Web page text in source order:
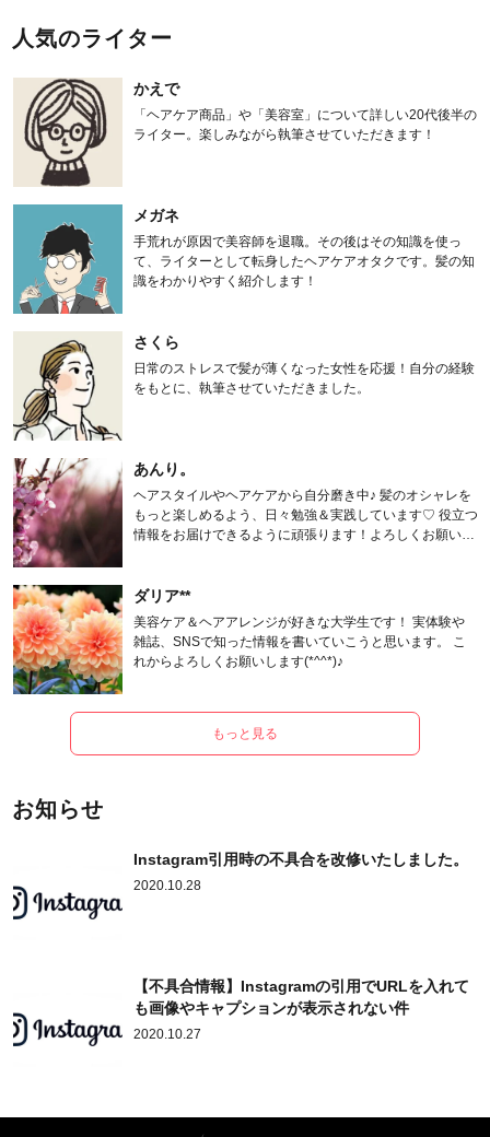
人気のライター
かえで
「ヘアケア商品」や「美容室」について詳しい20代後半の
ライター。楽しみながら執筆させていただきます！
メガネ
手荒れが原因で美容師を退職。その後はその知識を使っ
て、ライターとして転身したヘアケアオタクです。髪の知
識をわかりやすく紹介します！
さくら
日常のストレスで髪が薄くなった女性を応援！自分の経験
をもとに、執筆させていただきました。
あんり。
ヘアスタイルやヘアケアから自分磨き中♪ 髪のオシャレを
もっと楽しめるよう、日々勉強＆実践しています♡ 役立つ
情報をお届けできるように頑張ります！よろしくお願いし
ダリア**
美容ケア＆ヘアアレンジが好きな大学生です！ 実体験や
雑誌、SNSで知った情報を書いていこうと思います。 こ
れからよろしくお願いします(*^^*)♪
もっと見る
お知らせ
Instagram引用時の不具合を改修いたしました。
2020.10.28
【不具合情報】Instagramの引用でURLを入れて
も画像やキャプションが表示されない件
2020.10.27